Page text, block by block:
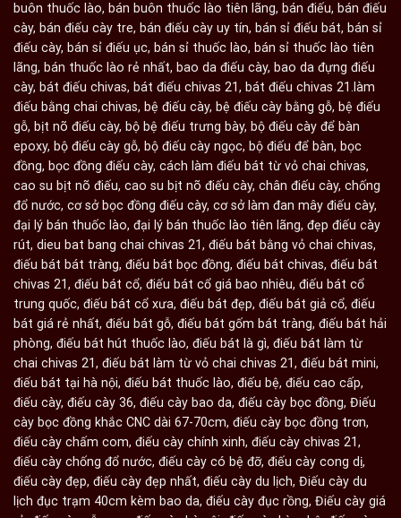
buôn thuốc lào, bán buôn thuốc lào tiên lãng, bán điếu, bán điếu
cày, bán điếu cày tre, bán điếu cày uy tín, bán sỉ điếu bát, bán sỉ
điếu cày, bán sỉ điếu ục, bán sỉ thuốc lào, bán sỉ thuốc lào tiên
lãng, bán thuốc lào rẻ nhất, bao da điếu cày, bao da đựng điếu
cày, bát điếu chivas, bát điếu chivas 21, bát điếu chivas 21.làm
điếu bằng chai chivas, bệ điếu cày, bệ điếu cày bằng gỗ, bệ điếu
gỗ, bịt nõ điếu cày, bộ bệ điếu trưng bày, bộ điếu cày để bàn
epoxy, bộ điếu cày gỗ, bộ điếu cày ngọc, bộ điếu để bàn, bọc
đồng, bọc đồng điếu cày, cách làm điếu bát từ vỏ chai chivas,
cao su bịt nõ điếu, cao su bịt nõ điếu cày, chân điếu cày, chống
đổ nước, cơ sở bọc đồng điếu cày, cơ sở làm đan mây điếu cày,
đại lý bán thuốc lào, đại lý bán thuốc lào tiên lãng, đẹp điếu cày
rút, dieu bat bang chai chivas 21, điếu bát bằng vỏ chai chivas,
điếu bát bát tràng, điếu bát bọc đồng, điếu bát chivas, điếu bát
chivas 21, điếu bát cổ, điếu bát cổ giá bao nhiêu, điếu bát cổ
trung quốc, điếu bát cổ xưa, điếu bát đẹp, điếu bát giả cổ, điếu
bát giá rẻ nhất, điếu bát gỗ, điếu bát gốm bát tràng, điếu bát hải
phòng, điếu bát hút thuốc lào, điếu bát là gì, điếu bát làm từ
chai chivas 21, điếu bát làm từ vỏ chai chivas 21, điếu bát mini,
điếu bát tại hà nội, điếu bát thuốc lào, điếu bệ, điếu cao cấp,
điếu cày, điếu cày 36, điếu cày bao da, điếu cày bọc đồng, Điếu
cày bọc đồng khắc CNC dài 67-70cm, điếu cày bọc đồng trơn,
điếu cày chấm com, điếu cày chính xinh, điếu cày chivas 21,
điếu cày chống đổ nước, điếu cày có bệ đỡ, điếu cày cong dị,
điếu cày đẹp, điếu cày đẹp nhất, điếu cày du lịch, Điếu cày du
lịch đục trạm 40cm kèm bao da, điếu cày đục rồng, Điếu cày giá